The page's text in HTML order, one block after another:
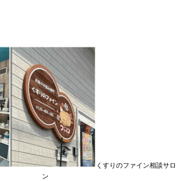
くすりのファイン相談サロ
ン